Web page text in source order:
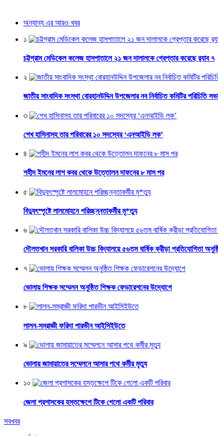
অন্যান্য এর আরও খবর
১
চট্টগ্রাম মেডিকেল কলেজ হাসপাতালে ২১ জন দালালকে গ্রেপ্তার করেছে র‌্যাব ৭
২
জাতীয় সাংবাদিক সংস্থা বোরহানউদ্দিন উপজেলার নব নির্বাচিত কমিটির পরিচিতি সভা
৩
শেখ হাসিনাসহ তার পরিবারের ১০ সদস্যের ‘এনআইডি লক’
৪
শহীদ ইমনের লাশ কবর থেকে উত্তোলন দাফনের ৮ মাস পর
৫
বিদ্যুৎস্পৃষ্টে লালমোহনে পরিচ্ছন্নতাকর্মীর মৃ*ত্যু
৬
দৌলতখান সরকারি বালিকা উচ্চ বিদ্যালয়ে ৫৬তম বার্ষিক ক্রীড়া প্রতিযোগিতা
৭
ভোলায় শিক্ষক সম্মেলন অনুষ্ঠিত শিক্ষক ফেডারেশনের উদ্যোগে
৮
লালন-সম্রাজ্ঞী ফরিদা পারভীন আইসিইউতে
৯
ভোলায় জামায়াতের সম্মেলনে আসার পথে কর্মীর মৃত্যু
১০
জেলা প্রশাসকের হস্তক্ষেপে টিকে গেলো একটি পরিবার
সবখবর